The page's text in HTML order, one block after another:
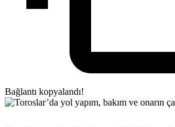
Bağlantı kopyalandı!